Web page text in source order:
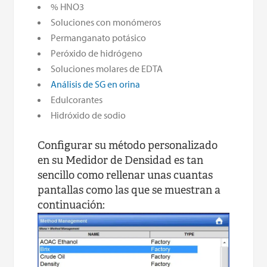
% HNO3
Soluciones con monómeros
Permanganato potásico
Peróxido de hidrógeno
Soluciones molares de EDTA
Análisis de SG en orina
Edulcorantes
Hidróxido de sodio
Configurar su método personalizado
en su Medidor de Densidad es tan
sencillo como rellenar unas cuantas
pantallas como las que se muestran a
continuación: